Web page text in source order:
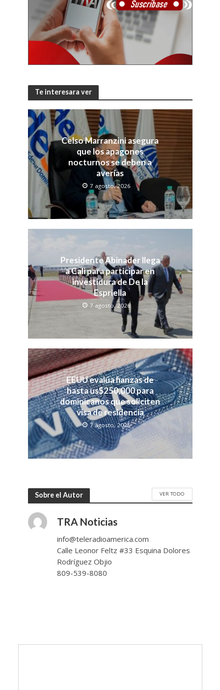
Te interesara ver
Celso Marranzini asegura
que los apagones
nocturnos se deben a
averías
7 agosto, 2026
Presidente Abinader llega
a Cali para participar en
investidura de De la
Espriella
7 agosto, 2026
EEUU evalúa fianzas de
hasta us$250,000 para
dominicanos que soliciten
visa de residencia
7 agosto, 2026
Sobre el Autor VER TODO
TRA Noticias
info@teleradioamerica.com
Calle Leonor Feltz #33 Esquina Dolores
Rodríguez Objio
809-539-8080